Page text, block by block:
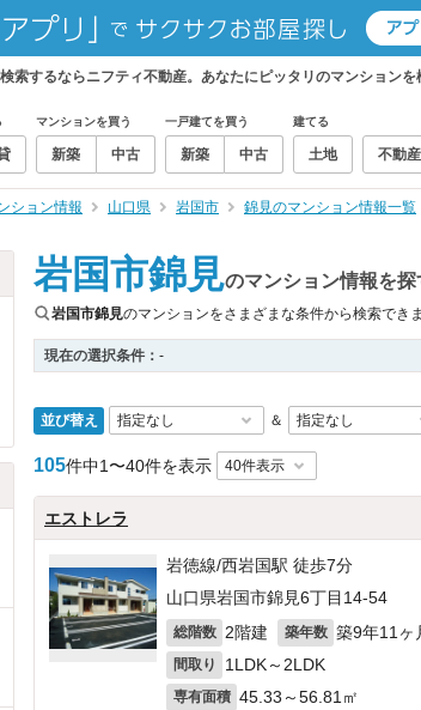
索するならニフティ不動産。あなたにピッタリのマンションを
マンションを買う
新築 中古
一戸建てを買う
新築 中古
建てる
土地 不動
ション情報 山口県 岩国市 錦見のマンション情報一覧
岩国市錦見のマンション情報を探
岩国市錦見のマンションをさまざまな条件から検索できま
現在の選択条件： -
並び替え ＆
105件中1〜40件を表示
エストレラ
岩徳線/西岩国駅 徒歩7分
山口県岩国市錦見6丁目14-54
総階数 2階建 築年数 築9年11ヶ
間取り 1LDK～2LDK
専有面積 45.33～56.81㎡